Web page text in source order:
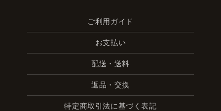
ご利用ガイド
お支払い
配送・送料
返品・交換
特定商取引法に基づく表記